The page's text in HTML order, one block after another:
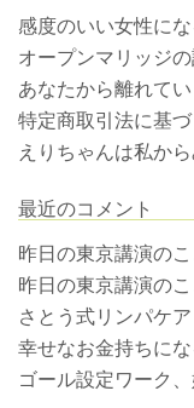
感度のいい女性に
オープンマリッジ
あなたから離れて
特定商取引法に基
えりちゃんは私か
最近のコメント
昨日の東京講演の
昨日の東京講演の
さとう式リンパケア
幸せなお金持ちに
ゴール設定ワーク